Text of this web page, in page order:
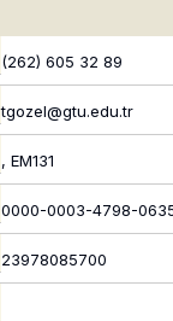
(262) 605 32 89
tgozel@gtu.edu.tr
, EM131
0000-0003-4798-
23978085700